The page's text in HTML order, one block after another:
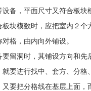
，平面尺寸又符合板块
模数时，应把室内２个
格，由内向外铺设。
洞时，其铺设方向和先
进行找中、套方、分格
要把分格线在基层上面